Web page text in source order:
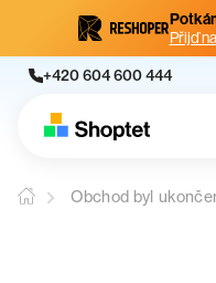
Přijď
+420 604 600 444
Obchod byl